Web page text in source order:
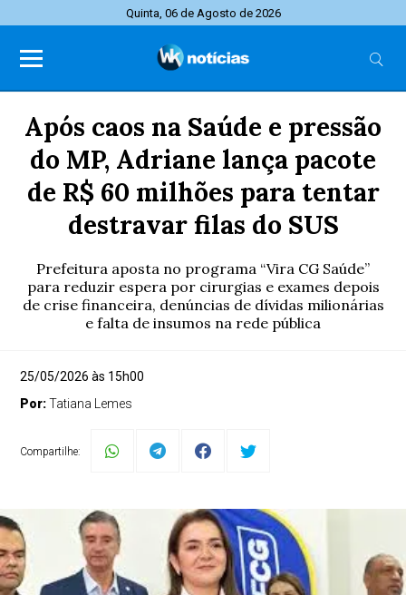
Quinta, 06 de Agosto de 2026
Após caos na Saúde e pressão
do MP, Adriane lança pacote
de R$ 60 milhões para tentar
destravar filas do SUS
Prefeitura aposta no programa “Vira CG Saúde”
para reduzir espera por cirurgias e exames depois
de crise financeira, denúncias de dívidas milionárias
e falta de insumos na rede pública
25/05/2026 às 15h00
Por:Tatiana Lemes
Compartilhe: